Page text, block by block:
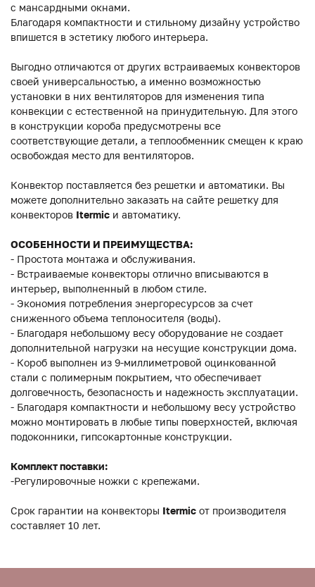
с мансардными окнами.
Благодаря компактности и стильному дизайну устройство
впишется в эстетику любого интерьера.
Выгодно отличаются от других встраиваемых конвекторов
своей универсальностью, а именно возможностью
установки в них вентиляторов для изменения типа
конвекции с естественной на принудительную. Для этого
в конструкции короба предусмотрены все
соответствующие детали, а теплообменник смещен к краю
освобождая место для вентиляторов.
Конвектор поставляется без решетки и автоматики. Вы
можете дополнительно заказать на сайте решетку для
конвекторов Itermic и автоматику.
ОСОБЕННОСТИ И ПРЕИМУЩЕСТВА:
- Простота монтажа и обслуживания.
- Встраиваемые конвекторы отлично вписываются в
интерьер, выполненный в любом стиле.
- Экономия потребления энергоресурсов за счет
сниженного объема теплоносителя (воды).
- Благодаря небольшому весу оборудование не создает
дополнительной нагрузки на несущие конструкции дома.
- Короб выполнен из 9-миллиметровой оцинкованной
стали с полимерным покрытием, что обеспечивает
долговечность, безопасность и надежность эксплуатации.
- Благодаря компактности и небольшому весу устройство
можно монтировать в любые типы поверхностей, включая
подоконники, гипсокартонные конструкции.
Комплект поставки:
-Регулировочные ножки с крепежами.
Срок гарантии на конвекторы Itermic от производителя
составляет 10 лет.